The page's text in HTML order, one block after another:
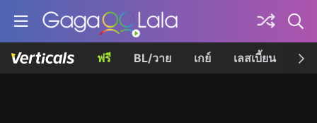
ฟรี BL/วาย เกย์ เลสเบี้ยน เค